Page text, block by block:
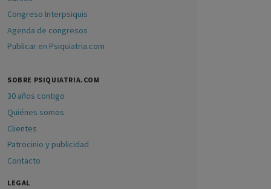
Congreso Interpsiquis
Agenda de congresos
Publicar en Psiquiatria.com
SOBRE PSIQUIATRIA.COM
30 años contigo
Quiénes somos
Clientes
Patrocinio y publicidad
Contacto
LEGAL